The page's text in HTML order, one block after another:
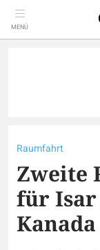
MENÜ
Raumfahrt
Zweite
für Isar
Kanada